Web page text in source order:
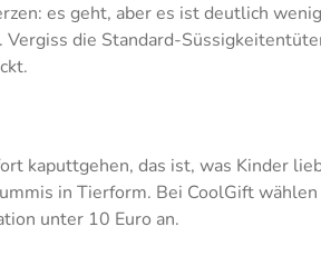
es geht, aber es ist deutlich
die Standard-
kaputtgehen, das ist, was Kinder
in Tierform. Bei CoolGift
unter 10 Euro an.